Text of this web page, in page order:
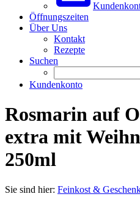
Öffnungszeiten
Über Uns
Kontakt
Rezepte
Suchen
Kundenkonto
Rosmarin auf
extra mit
250ml
Sie sind hier: Feinkost &